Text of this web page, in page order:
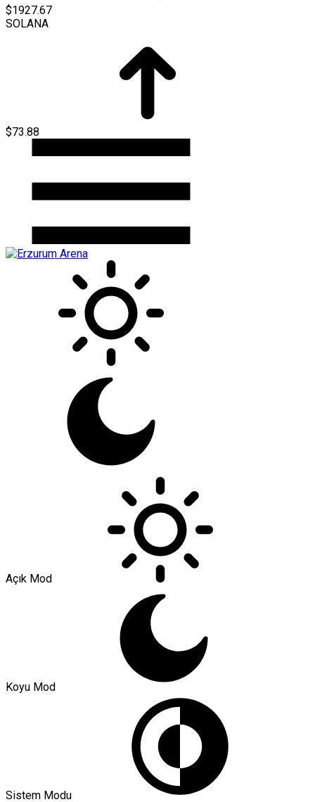
$1927.67
SOLANA
$73.88
Açık Mod
Koyu Mod
Sistem Modu